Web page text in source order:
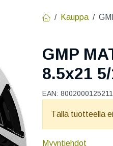
Kauppa
GMP
8.5x21
EAN: 8002000125211
Tällä tuotteella
Myyntiehdot